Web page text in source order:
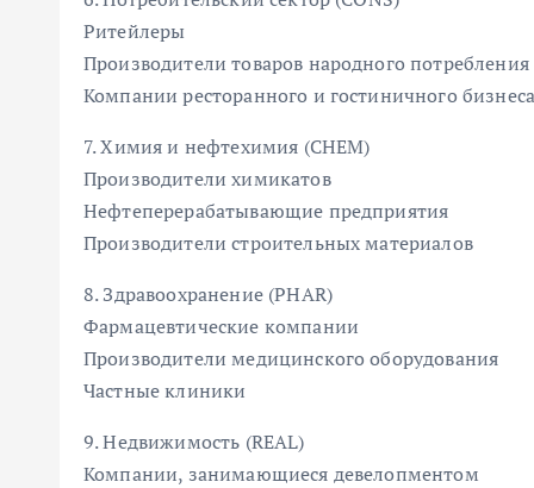
Ритейлеры
Производители товаров народного потребления
Компании ресторанного и гостиничного бизнеса
7. Химия и нефтехимия (CHEM)
Производители химикатов
Нефтеперерабатывающие предприятия
Производители строительных материалов
8. Здравоохранение (PHAR)
Фармацевтические компании
Производители медицинского оборудования
Частные клиники
9. Недвижимость (REAL)
Компании, занимающиеся девелопментом